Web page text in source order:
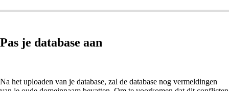
Pas je database aan
Na het uploaden van je database, zal de database nog vermeldingen